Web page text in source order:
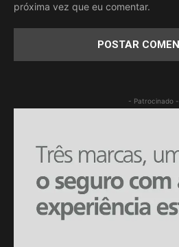
próxima vez que eu comentar.
- Patrocinado -